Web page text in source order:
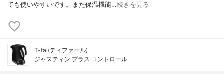
ても使いやすいです。また保温機能…続きを見る
T-fal(ティファール)
ジャスティン プラス コントロール